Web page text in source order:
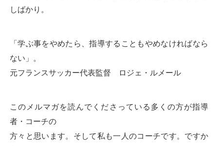
しばかり。
「学ぶ事をやめたら、指導することもやめなければなら
ない」。
元フランスサッカー代表監督 ロジェ・ルメール
このメルマガを読んでくださっている多くの方が指導
者・コーチの
方々と思います。そして私も一人のコーチです。ですか